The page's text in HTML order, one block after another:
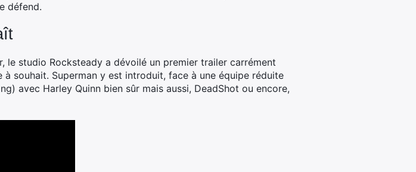
défend.
le studio Rocksteady a dévoilé un premier trailer carrément
souhait. Superman y est introduit, face à une équipe réduite
avec Harley Quinn bien sûr mais aussi, DeadShot ou encore,